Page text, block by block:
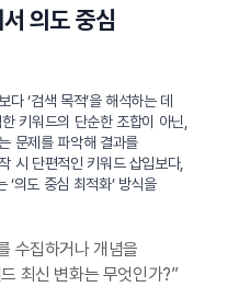
의도 중심
‘검색 목적’을 해석하는 데
키워드의 단순한 조합이 아닌,
문제를 파악해 결과를
시 단편적인 키워드 삽입보다,
‘의도 중심 최적화’ 방식을
수집하거나 개념을
최신 변화는 무엇인가?”